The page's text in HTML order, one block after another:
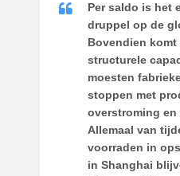
Per saldo is het
druppel op de
Bovendien
structurele
moesten
stoppen met
overstroming en
Allemaal van
voorraden in
in Shanghai